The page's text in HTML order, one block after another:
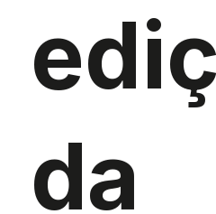
da